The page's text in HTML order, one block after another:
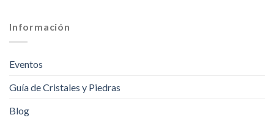
Información
Eventos
Guía de Cristales y Piedras
Blog